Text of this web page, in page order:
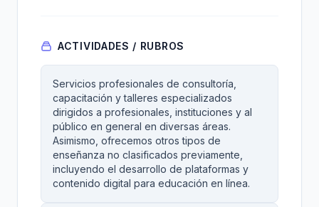
ACTIVIDADES / RUBROS
Servicios profesionales de consultoría,
capacitación y talleres especializados
dirigidos a profesionales, instituciones y al
público en general en diversas áreas.
Asimismo, ofrecemos otros tipos de
enseñanza no clasificados previamente,
incluyendo el desarrollo de plataformas y
contenido digital para educación en línea.